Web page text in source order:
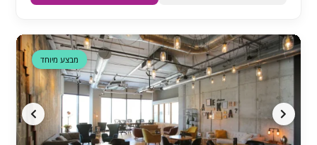
דקה 90
מבצע מיוחד